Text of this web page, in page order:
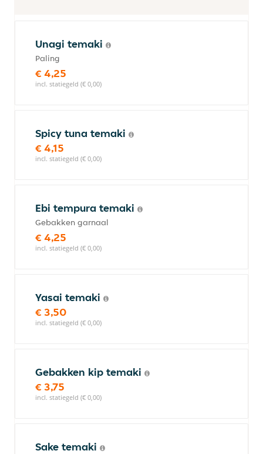
Unagi temaki
Paling
€ 4,25
incl. statiegeld (€ 0,00)
Spicy tuna temaki
€ 4,15
incl. statiegeld (€ 0,00)
Ebi tempura temaki
Gebakken garnaal
€ 4,25
incl. statiegeld (€ 0,00)
Yasai temaki
€ 3,50
incl. statiegeld (€ 0,00)
Gebakken kip temaki
€ 3,75
incl. statiegeld (€ 0,00)
Sake temaki